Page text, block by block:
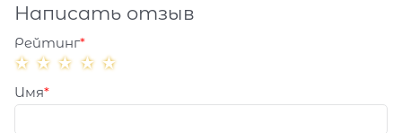
Написать отзыв
Рейтинг
Имя